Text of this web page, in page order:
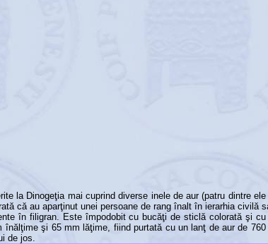
la Dinogeţia mai cuprind diverse inele de aur (patru dintre
că au aparţinut unei persoane de rang înalt în ierarhia civilă
în filigran. Este împodobit cu bucăţi de sticlă colorată şi
şi 65 mm lăţime, fiind purtată cu un lanţ de aur de
de jos.